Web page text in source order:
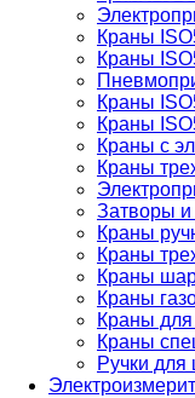
Краны
Краны
Краны
Краны
Краны с
Краны
Затворы и
Краны
Краны
Краны
Краны
Краны для
Краны
Ручки